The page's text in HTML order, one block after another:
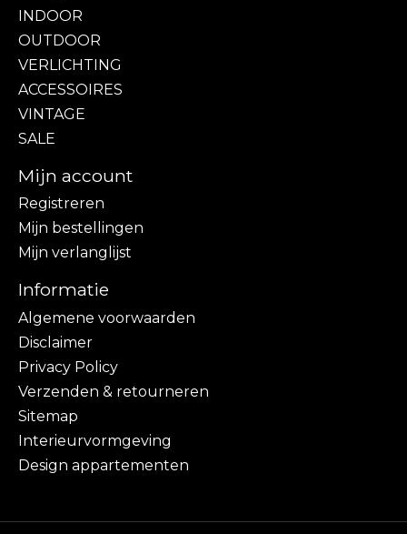
INDOOR
OUTDOOR
VERLICHTING
ACCESSOIRES
VINTAGE
SALE
Mijn account
Registreren
Mijn bestellingen
Mijn verlanglijst
Informatie
Algemene voorwaarden
Disclaimer
Privacy Policy
Verzenden & retourneren
Sitemap
Interieurvormgeving
Design appartementen